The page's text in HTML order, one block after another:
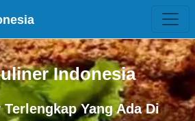
Indonesia
Yang Ada Di